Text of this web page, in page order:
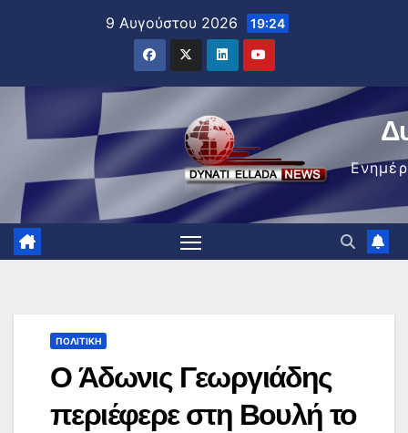
9 Αυγούστου 2026 19:24
ΠΟΛΙΤΙΚΉ
Ο Άδωνις Γεωργιάδης
περιέφερε στη Βουλή το